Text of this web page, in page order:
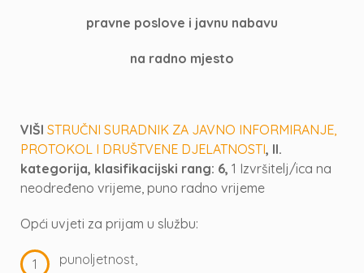
pravne poslove i javnu nabavu
na radno mjesto
VIŠI STRUČNI SURADNIK ZA JAVNO INFORMIRANJE,
PROTOKOL I DRUŠTVENE DJELATNOSTI, II.
kategorija, klasifikacijski rang: 6, 1 Izvršitelj/ica na
neodređeno vrijeme, puno radno vrijeme
Opći uvjeti za prijam u službu:
punoljetnost,